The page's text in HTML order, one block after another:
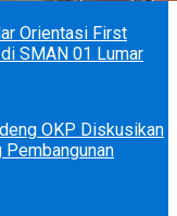
Orientasi First
SMAN 01 Lumar
OKP Diskusikan
Pembangunan